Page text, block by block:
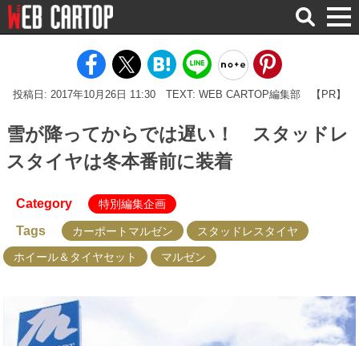
検
索
投稿日: 2017年10月26日 11:30 TEXT: WEB CARTOP編集部 【PR】
雪が降ってからでは遅い！ スタッドレ
スタイヤは冬本番前に装着
Category 特別編集企画
Tags カーポートマルゼン
スタッドレスタイヤ
ホイール＆タイヤセット
マルゼン